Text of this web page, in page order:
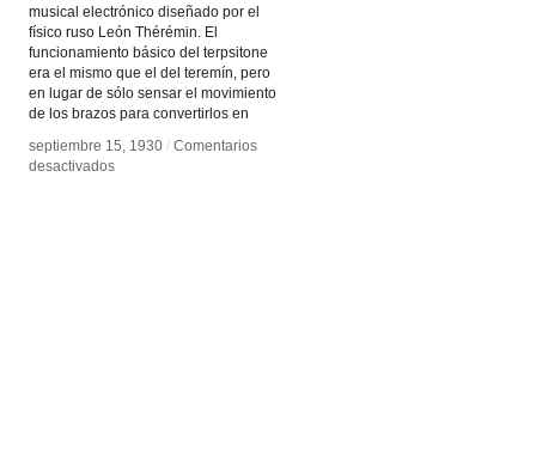
musical electrónico diseñado por el
físico ruso León Thérémin. El
funcionamiento básico del terpsitone
era el mismo que el del teremín, pero
en lugar de sólo sensar el movimiento
de los brazos para convertirlos en
septiembre 15, 1930 / Comentarios
desactivadosen
septiembre 15, 1930 / Comentarios
desactivadosen